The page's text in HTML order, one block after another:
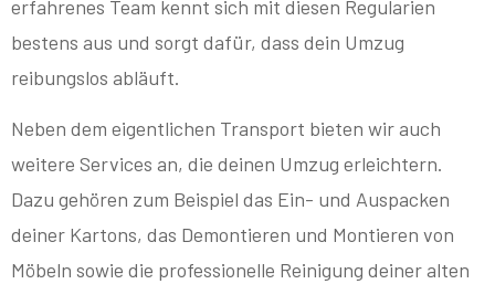
erfahrenes Team kennt sich mit diesen Regularien
bestens aus und sorgt dafür, dass dein Umzug
reibungslos abläuft.
Neben dem eigentlichen Transport bieten wir auch
weitere Services an, die deinen Umzug erleichtern.
Dazu gehören zum Beispiel das Ein- und Auspacken
deiner Kartons, das Demontieren und Montieren von
Möbeln sowie die professionelle Reinigung deiner alten